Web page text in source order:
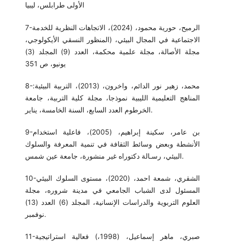
الأولى طرابلس، ليبيا
7-الرميح، حورية محمود، (2024)، الاتجاهات النظرية للخدمة
الاجتماعية في المجال البيئي، (المنظور النسقي الأيكولوجي،
مجلة الأصالة، مجلة علمية محكمة، العدد (9) المجلد (3)
يونيو، ص 351
8-محمد، زهير نور الدائم، واخرون، (2013)، التربية البيئية:
المناهج التعليمية الليبية نموذجا، مجلة كلية التربية، جامعة
الخرطوم العدد السابع، السنة الخامسة، يناير.
9-بن عامر، سكينة إبراهيم، (2005)، فاعلية استخدام
الأنشطة وبعض وسائط الثقافة في تنمية المعرفة والسلوك
البيئي، رسـالة دكتوراه غير منشورة، جامعة عين شمس.
10-الشقري، شمعة احمد، (2020)، مستوى السلوك البيئي
المسئول لدى الشباب الجامعي في مدينة شروره، مجلة
العلوم التربوية والدراسات الإنسانية، المجلد (6) العدد (13)
نوفمبر.
11-صبري، ماهر إسماعيل، (1998،) فعالية استراتيجية